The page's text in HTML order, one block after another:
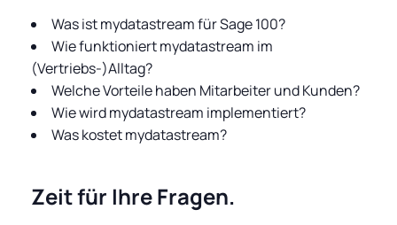
Was ist mydatastream für Sage 100?
Wie funktioniert mydatastream im
(Vertriebs-)Alltag?
Welche Vorteile haben Mitarbeiter und Kunden?
Wie wird mydatastream implementiert?
Was kostet mydatastream?
Zeit für Ihre Fragen.